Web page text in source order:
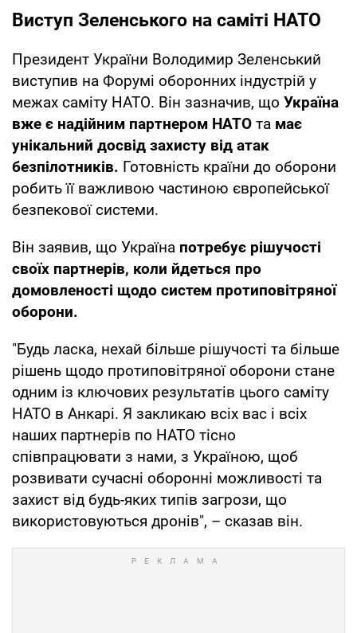
Виступ Зеленського на саміті НАТО
Президент України Володимир Зеленський
виступив на Форумі оборонних індустрій у
межах саміту НАТО. Він зазначив, що Україна
вже є надійним партнером НАТО та має
унікальний досвід захисту від атак
безпілотників. Готовність країни до оборони
робить її важливою частиною європейської
безпекової системи.
Він заявив, що Україна потребує рішучості
своїх партнерів, коли йдеться про
домовленості щодо систем протиповітряної
оборони.
"Будь ласка, нехай більше рішучості та більше
рішень щодо протиповітряної оборони стане
одним із ключових результатів цього саміту
НАТО в Анкарі. Я закликаю всіх вас і всіх
наших партнерів по НАТО тісно
співпрацювати з нами, з Україною, щоб
розвивати сучасні оборонні можливості та
захист від будь-яких типів загрози, що
використовуються дронів", – сказав він.